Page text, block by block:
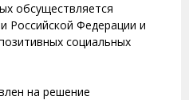
обсуществляется
Российской Федерации и
социальных
на решение